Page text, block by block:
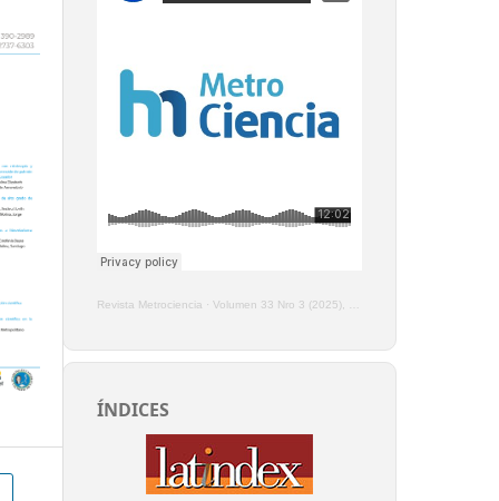
Revista Metrociencia · Volumen 33 Nro 3 (2025), Enero - Marzo
ÍNDICES